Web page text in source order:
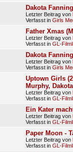
Dakota
Letzter Beitrag von
Verfasst in Girls
Father Xmas
Letzter Beitrag von
Verfasst in GL-
Dakota
Letzter Beitrag von
Verfasst in Girls
Uptown Girls
Murphy,
Letzter Beitrag von
Verfasst in GL-
Ein Kater
Letzter Beitrag von
Verfasst in GL-
Paper Moon -
Letzter Beitrag von
Verfasst in GL-